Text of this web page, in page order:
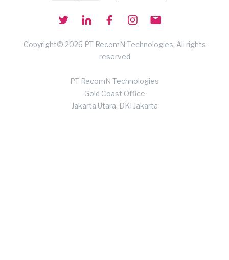
Copyright© 2026 PT RecomN Technologies, All rights
reserved
PT RecomN Technologies
Gold Coast Office
Jakarta Utara, DKI Jakarta